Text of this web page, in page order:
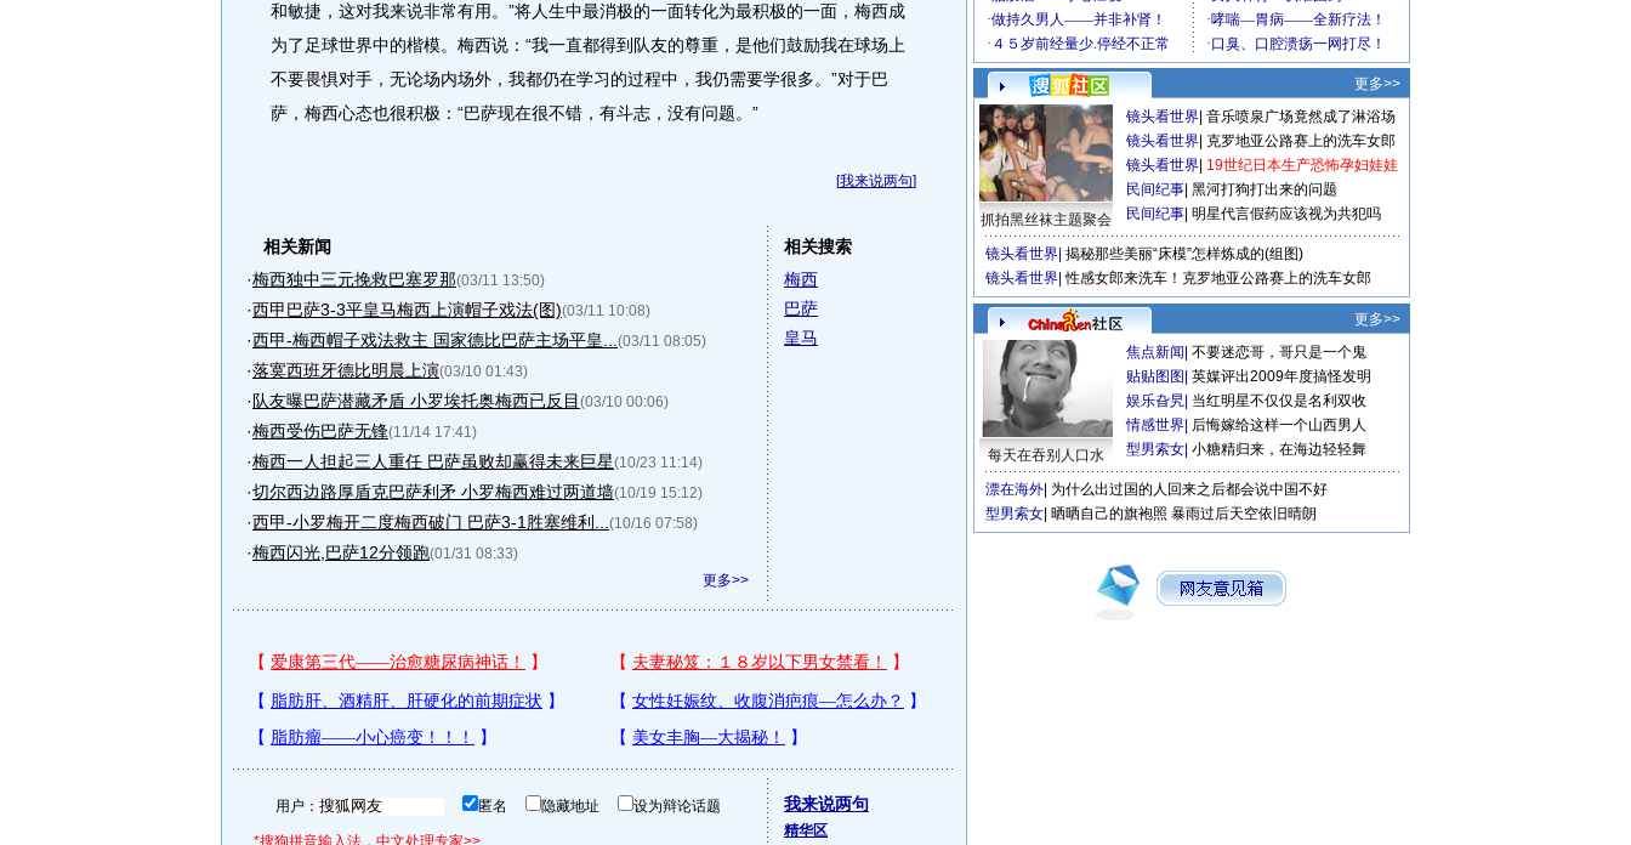
和敏捷，这对我来说非常有用。”将人生中最消极的一面转化为最积极的一面，梅西成
为了足球世界中的楷模。梅西说：“我一直都得到队友的尊重，是他们鼓励我在球场上
不要畏惧对手，无论场内场外，我都仍在学习的过程中，我仍需要学很多。”对于巴
萨，梅西心态也很积极：“巴萨现在很不错，有斗志，没有问题。”
[我来说两句]
相关新闻
·梅西独中三元挽救巴塞罗那(03/11 13:50)
·西甲巴萨3-3平皇马梅西上演帽子戏法(图)(03/11 10:08)
·西甲-梅西帽子戏法救主 国家德比巴萨主场平皇... (03/11 08:05)
·落寞西班牙德比明晨上演(03/10 01:43)
·队友曝巴萨潜藏矛盾 小罗埃托奥梅西已反目 (03/10 00:06)
·梅西受伤巴萨无锋(11/14 17:41)
·梅西一人担起三人重任 巴萨虽败却赢得未来巨星(10/23 11:14)
·切尔西边路厚盾克巴萨利矛 小罗梅西难过两道墙(10/19 15:12)
·西甲-小罗梅开二度梅西破门 巴萨3-1胜塞维利... (10/16 07:58)
·梅西闪光,巴萨12分领跑(01/31 08:33)
更多>>
相关搜索
梅西
巴萨
皇马
用户： 匿名 隐藏地址 设为辩论话题
*搜狗拼音输入法，中文处理专家>>
我来说两句
精华区
更多>>
抓拍黑丝袜主题聚会
镜头看世界 音乐喷泉广场竟然成了淋浴场
镜头看世界 克罗地亚公路赛上的洗车女郎
镜头看世界 19世纪日本生产恐怖孕妇娃娃
民间纪事 黑河打狗打出来的问题
民间纪事 明星代言假药应该视为共犯吗
镜头看世界 揭秘那些美丽“床模”怎样炼成的(组图)
镜头看世界 性感女郎来洗车！克罗地亚公路赛上的洗车女郎
更多>>
每天在吞别人口水
焦点新闻 不要迷恋哥，哥只是一个鬼
贴贴图图 英媒评出2009年度搞怪发明
娱乐旮旯 当红明星不仅仅是名利双收
情感世界 后悔嫁给这样一个山西男人
型男索女 小糖精归来，在海边轻轻舞
漂在海外 为什么出过国的人回来之后都会说中国不好
型男索女 晒晒自己的旗袍照 暴雨过后天空依旧晴朗